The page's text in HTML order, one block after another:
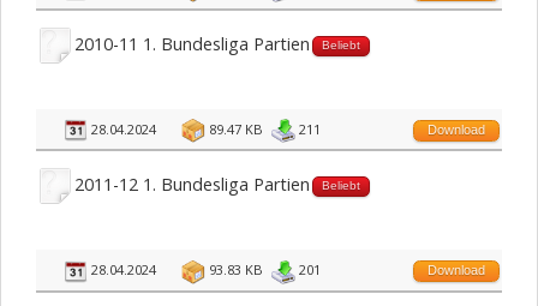
2010-11 1. Bundesliga Partien Beliebt
28.04.2024 89.47 KB 211 Download
2011-12 1. Bundesliga Partien Beliebt
28.04.2024 93.83 KB 201 Download